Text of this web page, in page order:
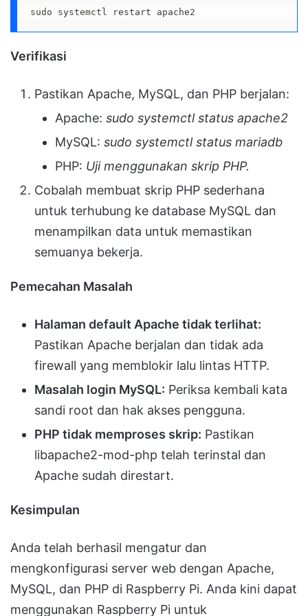
sudo systemctl restart apache2
Verifikasi
Pastikan Apache, MySQL, dan PHP berjalan:
Apache: sudo systemctl status apache2
MySQL: sudo systemctl status mariadb
PHP: Uji menggunakan skrip PHP.
Cobalah membuat skrip PHP sederhana
untuk terhubung ke database MySQL dan
menampilkan data untuk memastikan
semuanya bekerja.
Pemecahan Masalah
Halaman default Apache tidak terlihat:
Pastikan Apache berjalan dan tidak ada
firewall yang memblokir lalu lintas HTTP.
Masalah login MySQL: Periksa kembali kata
sandi root dan hak akses pengguna.
PHP tidak memproses skrip: Pastikan
libapache2-mod-php telah terinstal dan
Apache sudah direstart.
Kesimpulan
Anda telah berhasil mengatur dan
mengkonfigurasi server web dengan Apache,
MySQL, dan PHP di Raspberry Pi. Anda kini dapat
menggunakan Raspberry Pi untuk